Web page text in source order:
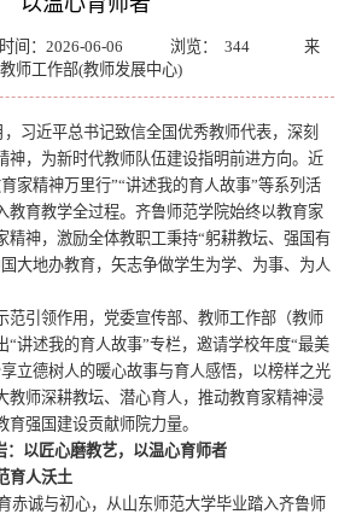
时间：2026-06-06 浏览： 344
来
师工作部(教师发展中心)
，习近平总书记致信全国优秀教师代表，深刻
神，为新时代教师队伍建设指明前进方向。近
家精神万里行”“讲述我的育人故事”等系列活
教育教学全过程。齐鲁师范学院始终以教育家
精神，激励全体教职工秉持“躬耕教坛、强国有
大地办教育，矢志争做学生为学、为事、为人
范引领作用，党委宣传部、教师工作部（教师
“讲述我的育人故事”专栏，邀请学校年度“最美
立德树人的暖心故事与育人感悟，以榜样之光
教师深耕教坛、潜心育人，推动教育家精神浸
强国建设贡献师院力量。
：以匠心磨教艺，以温心育师者
育人沃土
赤诚与初心，从山东师范大学毕业踏入齐鲁师